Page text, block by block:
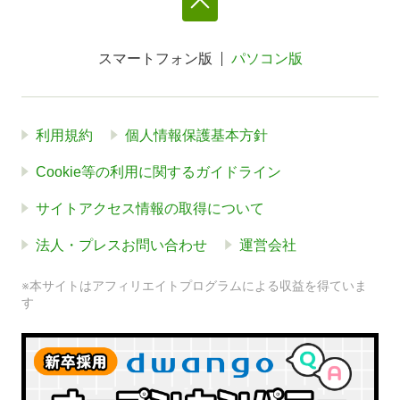
スマートフォン版 パソコン版
利用規約 個人情報保護基本方針
Cookie等の利用に関するガイドライン
サイトアクセス情報の取得について
法人・プレスお問い合わせ 運営会社
※本サイトはアフィリエイトプログラムによる収益を得ていま
す